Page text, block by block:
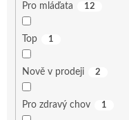
Pro mláďata 12
Top 1
Nově v prodeji 2
Pro zdravý chov 1